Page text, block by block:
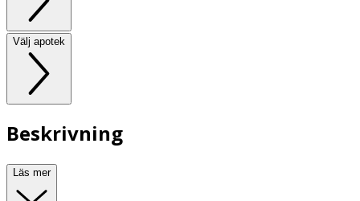
Välj apotek
Beskrivning
Läs mer